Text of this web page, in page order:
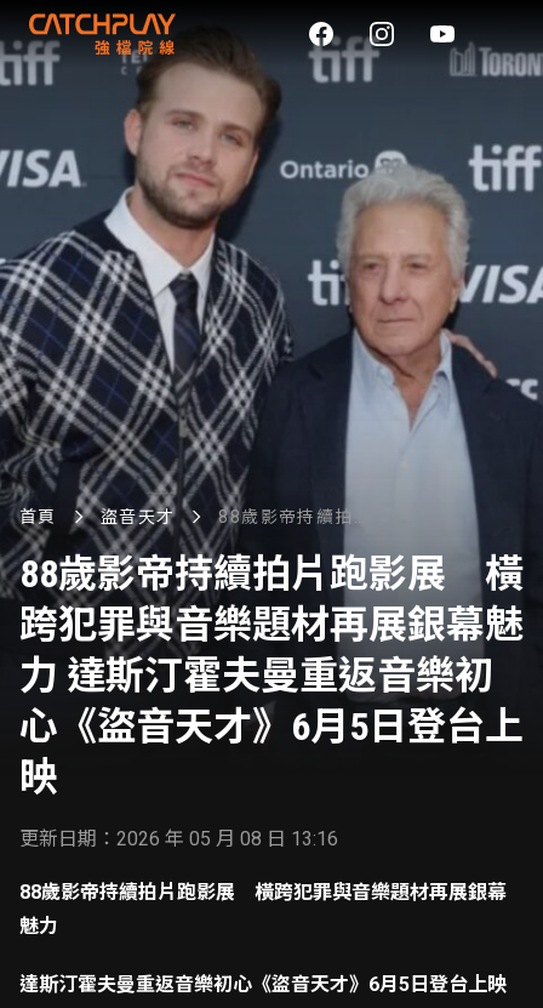
首頁 盜音天才
88歲影帝持續拍片
跑影展 橫跨犯罪
與音樂題材再展銀
幕魅力 達斯汀霍
夫曼重返音樂初心
《盜音天才》6月5
日登台上映
88歲影帝持續拍片跑影展 橫
跨犯罪與音樂題材再展銀幕魅
力 達斯汀霍夫曼重返音樂初
心《盜音天才》6月5日登台上
映
更新日期：2026 年 05 月 08 日 13:16
88歲影帝持續拍片跑影展 橫跨犯罪與音樂題材再展銀幕
魅力
達斯汀霍夫曼重返音樂初心《盜音天才》6月5日登台上映